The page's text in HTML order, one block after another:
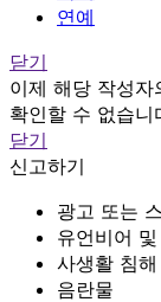
연예
닫기
이제 해당 작성자
확인할 수 없습니
닫기
신고하기
광고 또는
유언비어
사생활 침
음란물